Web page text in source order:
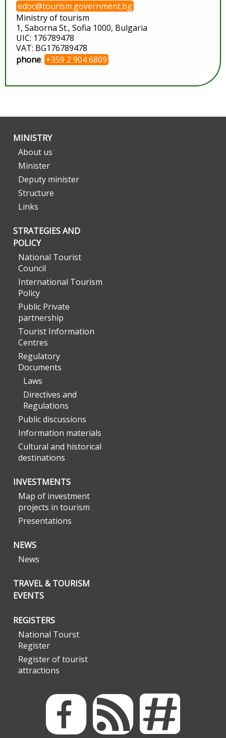
edoc@tourism.government.bg
Ministry of tourism
1, Saborna St., Sofia 1000, Bulgaria
UIC: 176789478
VAT: BG176789478
phone: +359 2 904 6809
MINISTRY
About us
Minister
Deputy minister
Structure
Links
STRATEGIES AND
POLICY
National Tourist
Council
International Tourism
Policy
Public Private
partnership
Tourist Information
Centres
Regulatory
Documents
Laws
Directives and
Regulations
Public discussions
Information materials
Cultural and historical
destinations
INVESTMENTS
Map of investment
projects in tourism
Presentations
NEWS
News
TRAVEL & TOURISM
EVENTS
REGISTERS
National Tourst
Register
Register of tourist
attractions